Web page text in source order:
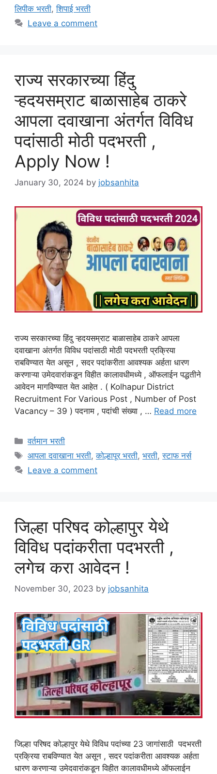
लिपीक भरती,शिपाई भरती
Leave a comment
राज्य सरकारच्या हिंदु
ऱ्हदयसम्राट बाळासाहेब ठाकरे
आपला दवाखाना अंतर्गत विविध
पदांसाठी मोठी पदभरती ,
Apply Now !
January 30, 2024 by jobsanhita
राज्‍य सरकारच्या हिंदु ऱ्हदयसम्राट बाळासाहेब ठाकरे आपला
दवाखाना अंतर्गत विविध पदांसाठी मोठी पदभरती प्रक्रिया
राबविण्यात येत असून , सदर पदांकरीता आवश्यक अर्हता धारण
करणाऱ्या उमेदवारांकडून विहीत कालावधीमध्ये , ऑफलाईन पद्धतीने
आवेदन मागविण्यात येत आहेत . ( Kolhapur District
Recruitment For Various Post , Number of Post
Vacancy – 39 ) पदनाम , पदांची संख्या , … Read more
Categories
वर्तमान भरती
Tags
आपला दवाखाना भरती,कोल्हापूर भरती,भरती,स्टाफ नर्स
Leave a comment
जिल्हा परिषद कोल्हापुर येथे
विविध पदांकरीता पदभरती ,
लगेच करा आवेदन !
November 30, 2023 by jobsanhita
जिल्हा परिषद कोल्हापुर येथे विविध पदांच्या 23 जागांसाठी पदभरती
प्रक्रिया राबविण्यात येत असून , सदर पदांकरीता आवश्यक अर्हता
धारण करणाऱ्या उमेदवारांकडून विहीत कालावधीमध्ये ऑफलाईन